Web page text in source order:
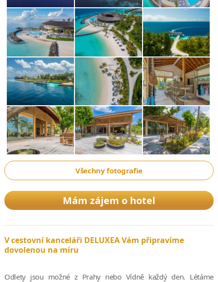
Všechny fotografie
Mám zájem o hotel
V cestovní kanceláři DELUXEA Vám připravíme
dovolenou na míru
Odlety jsou možné z Prahy nebo Vídně každý den. Létáme